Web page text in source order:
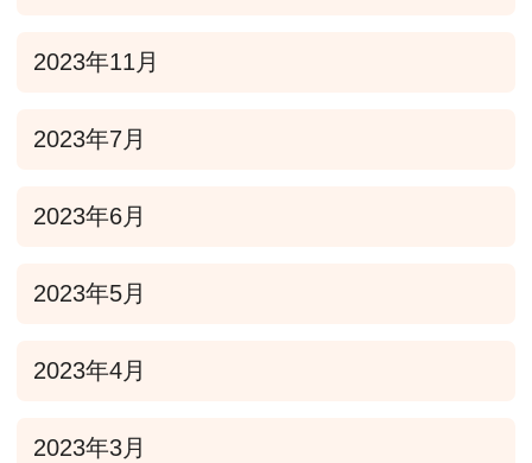
2023年11月
2023年7月
2023年6月
2023年5月
2023年4月
2023年3月